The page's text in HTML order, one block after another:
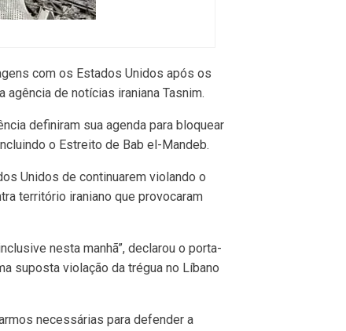
com os Estados Unidos após os
de notícias iraniana Tasnim.
definiram sua agenda para bloquear
o Estreito de Bab el-Mandeb.
Unidos de continuarem violando o
território iraniano que provocaram
nesta manhã”, declarou o porta-
suposta violação da trégua no Líbano
necessárias para defender a